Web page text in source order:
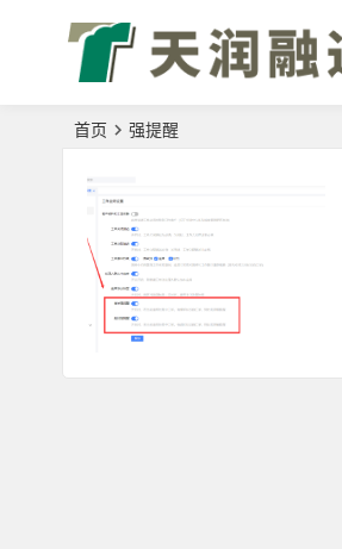
首页 强提醒